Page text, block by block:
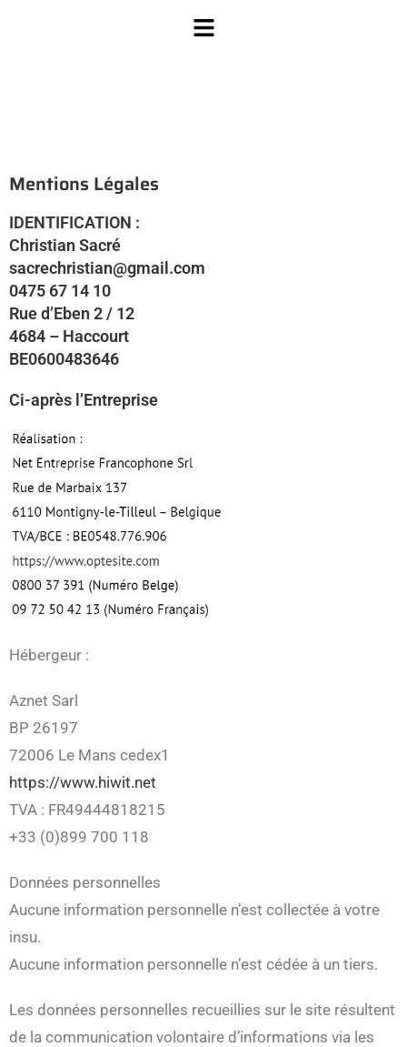
Mentions Légales
IDENTIFICATION :
Christian Sacré
sacrechristian@gmail.com
0475 67 14 10
Rue d’Eben 2 / 12
4684 – Haccourt
BE0600483646
Ci-après l’Entreprise
Hébergeur :
Aznet Sarl
BP 26197
72006 Le Mans cedex1
https://www.hiwit.net
TVA : FR49444818215
+33 (0)899 700 118
Données personnelles
Aucune information personnelle n’est collectée à votre
insu.
Aucune information personnelle n’est cédée à un tiers.
Les données personnelles recueillies sur le site résultent
de la communication volontaire d’informations via les